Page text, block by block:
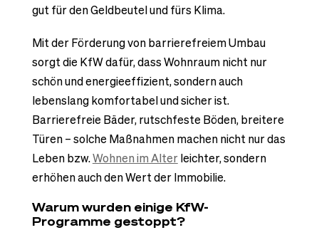
gut für den Geldbeutel und fürs Klima.
Mit der Förderung von barrierefreiem Umbau
sorgt die KfW dafür, dass Wohnraum nicht nur
schön und energieeffizient, sondern auch
lebenslang komfortabel und sicher ist.
Barrierefreie Bäder, rutschfeste Böden, breitere
Türen – solche Maßnahmen machen nicht nur das
Leben bzw.Wohnen im Alterleichter, sondern
erhöhen auch den Wert der Immobilie.
Warum wurden einige KfW-
Programme gestoppt?